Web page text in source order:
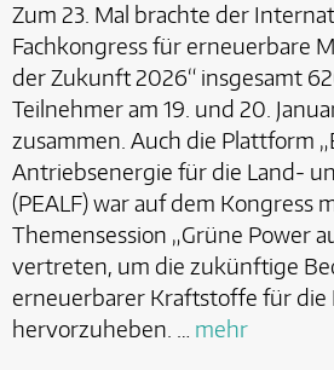
Zum 23. Mal brachte der
Fachkongress für erneuerbare
der Zukunft 2026“ insgesamt
Teilnehmer am 19. und 20.
zusammen. Auch die Plattform
Antriebsenergie für die Land-
(PEALF) war auf dem Kongress
Themensession „Grüne Power
vertreten, um die zukünftige
erneuerbarer Kraftstoffe für die
hervorzuheben. … mehr